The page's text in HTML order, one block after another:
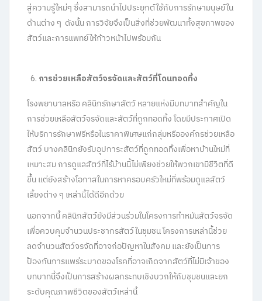
สู่ความรู้ใหม่ๆ ซึ่งสามารถนำไปประยุกต์ใช้กับการรักษามนุษย์ใน
ด้านต่าง ๆ ดังนั้น การวิจัยจึงเป็นสิ่งที่ช่วยพัฒนาทั้งสุขภาพของ
สัตว์และการแพทย์ให้ก้าวหน้าไปพร้อมกัน
การช่วยเหลือสัตว์จรจัดและสัตว์ที่โดนทอดทิ้ง
โรงพยาบาลหรือ คลินิกรักษาสัตว์ หลายแห่งมีบทบาทสำคัญใน
การช่วยเหลือสัตว์จรจัดและสัตว์ที่ถูกทอดทิ้ง โดยมีประกาศเปิด
ให้บริการรักษาฟรีหรือในราคาพิเศษแก่กลุ่มหรือองค์กรช่วยเหลือ
สัตว์ บางคลินิกยังรับอุปการะสัตว์ที่ถูกทอดทิ้งเพื่อหาบ้านใหม่ที่
เหมาะสม การดูแลสัตว์ที่ไร้บ้านนี้ไม่เพียงช่วยให้พวกเขามีชีวิตที่ดี
ขึ้น แต่ยังสร้างโอกาสในการหาครอบครัวใหม่ที่พร้อมดูแลสัตว์
เลี้ยงต่าง ๆ เหล่านี้ได้ดีอีกด้วย
นอกจากนี้ คลินิกสัตว์ยังมีส่วนร่วมในโครงการทำหมันสัตว์จรจัด
เพื่อควบคุมจำนวนประชากรสัตว์ในชุมชน โครงการเหล่านี้ช่วย
ลดจำนวนสัตว์จรจัดที่อาจก่อปัญหาในสังคม และยังเป็นการ
ป้องกันการแพร่ระบาดของโรคที่อาจเกิดจากสัตว์ที่ไม่มีเจ้าของ
บทบาทนี้จึงเป็นการสร้างผลกระทบเชิงบวกให้กับชุมชนและยก
ระดับคุณภาพชีวิตของสัตว์เหล่านี้